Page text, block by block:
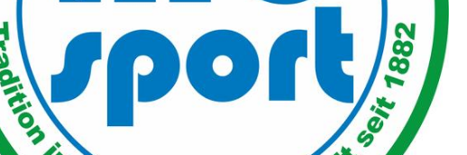
beim
beim Neandertallauf in Erkrath